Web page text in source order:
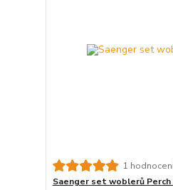
1
Saenger set woblerů Perch